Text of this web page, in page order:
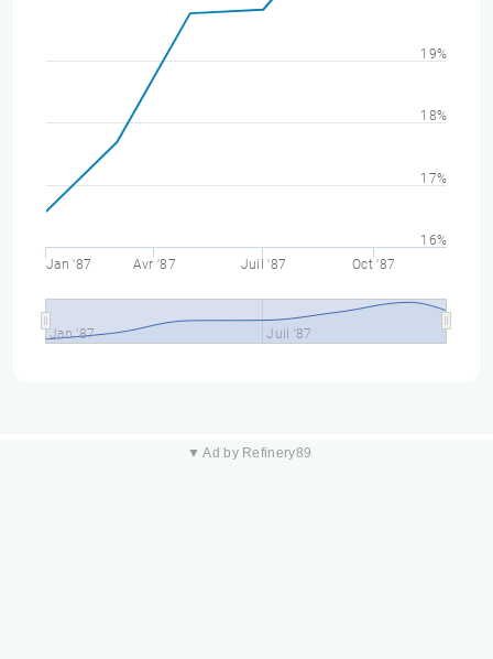
Jan '87 Avr '87 Juil '87 Oct '87
Jan '87 Juil '87
16%
17%
18%
19%
▼ Ad by Refinery89